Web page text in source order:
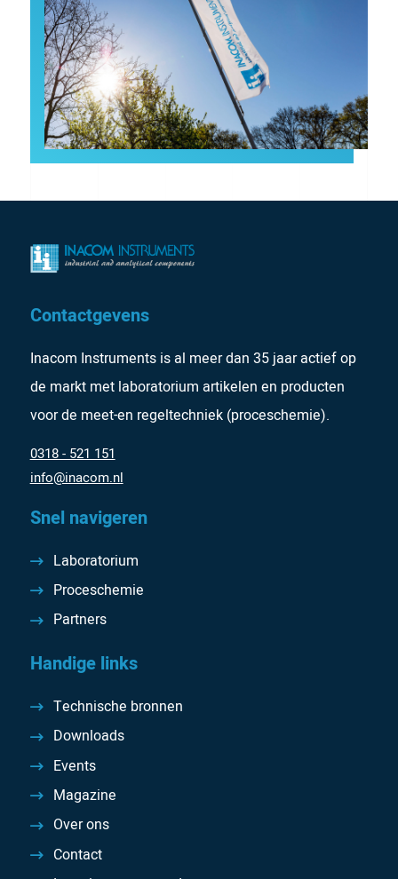
Contactgevens
Inacom Instruments is al meer dan 35 jaar actief op
de markt met laboratorium artikelen en producten
voor de meet-en regeltechniek (proceschemie).
0318 - 521 151
info@inacom.nl
Snel navigeren
Laboratorium
Proceschemie
Partners
Handige links
Technische bronnen
Downloads
Events
Magazine
Over ons
Contact